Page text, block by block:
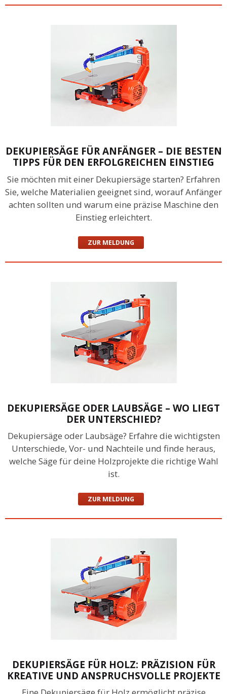
DEKUPIERSÄGE FÜR ANFÄNGER – DIE BESTEN
TIPPS FÜR DEN ERFOLGREICHEN EINSTIEG
Sie möchten mit einer Dekupiersäge starten? Erfahren
Sie, welche Materialien geeignet sind, worauf Anfänger
achten sollten und warum eine präzise Maschine den
Einstieg erleichtert.
ZUR MELDUNG
DEKUPIERSÄGE ODER LAUBSÄGE – WO LIEGT
DER UNTERSCHIED?
Dekupiersäge oder Laubsäge? Erfahre die wichtigsten
Unterschiede, Vor- und Nachteile und finde heraus,
welche Säge für deine Holzprojekte die richtige Wahl
ist.
ZUR MELDUNG
DEKUPIERSÄGE FÜR HOLZ: PRÄZISION FÜR
KREATIVE UND ANSPRUCHSVOLLE PROJEKTE